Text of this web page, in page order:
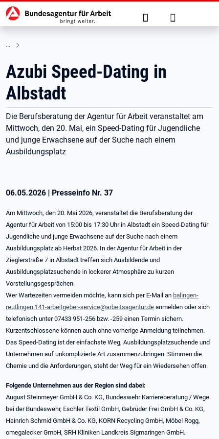
zu den Hauptinhalten springen
Hauptnavigation Suche Anmelden
Azubi Speed-Dating in
Albstadt
Die Berufsberatung der Agentur für Arbeit veranstaltet am
Mittwoch, den 20. Mai, ein Speed-Dating für Jugendliche
und junge Erwachsene auf der Suche nach einem
Ausbildungsplatz
06.05.2026 | Presseinfo Nr. 37
Am Mittwoch, den 20. Mai 2026, veranstaltet die Berufsberatung der
Agentur für Arbeit von 15:00 bis 17:30 Uhr in Albstadt ein Speed-Dating für
Jugendliche und junge Erwachsene auf der Suche nach einem
Ausbildungsplatz ab Herbst 2026. In der Agentur für Arbeit in der
Zieglerstraße 7 in Albstadt treffen sich Ausbildende und
Ausbildungsplatzsuchende in lockerer Atmosphäre zu kurzen
Vorstellungsgesprächen.
Wer Wartezeiten vermeiden möchte, kann sich per E-Mail an balingen-
reutlingen.141-arbeitgeber-service@arbeitsagentur.de anmelden oder sich
telefonisch unter 07433 951-256 bzw. -259 einen Termin sichern.
Kurzentschlossene können auch ohne vorherige Anmeldung teilnehmen.
Das Speed-Dating ist der einfachste Weg, Ausbildungsplatzsuchende und
Unternehmen auf unkomplizierte Art zusammenzubringen. Stimmen die
Chemie und die Anforderungen, steht der Weg für ein Wiedersehen offen.
Folgende Unternehmen aus der Region sind dabei:
August Steinmeyer GmbH & Co. KG, Bundeswehr Karriereberatung / Wege
bei der Bundeswehr, Eschler Textil GmbH, Gebrüder Frei GmbH & Co. KG,
Heinrich Schmid GmbH & Co. KG, KORN Recycling GmbH, Möbel Rogg,
omegalecker GmbH, SRH Kliniken Landkreis Sigmaringen GmbH.